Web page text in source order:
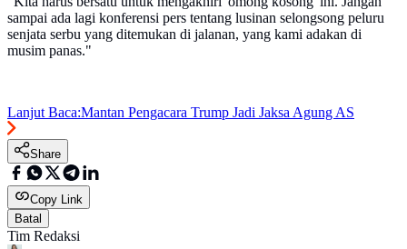
sampai ada lagi konferensi pers tentang lusinan selongsong peluru
senjata serbu yang ditemukan di jalanan, yang kami adakan di
musim panas."
Lanjut Baca:Mantan Pengacara Trump Jadi Jaksa Agung AS
Share
Copy Link
Batal
Tim Redaksi